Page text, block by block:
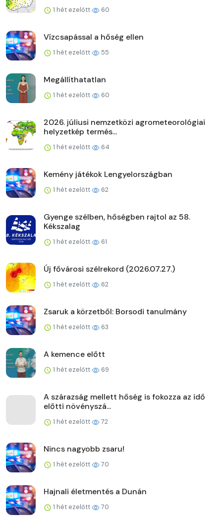
1 hét ezelőtt 60
Vízcsapással a hőség ellen
1 hét ezelőtt 55
Megállíthatatlan
1 hét ezelőtt 60
2026. júliusi nemzetközi agrometeorológiai
helyzetkép termés...
1 hét ezelőtt 64
Kemény játékok Lengyelországban
1 hét ezelőtt 62
Gyenge szélben, hőségben rajtol az 58.
Kékszalag
1 hét ezelőtt 61
Új fővárosi szélrekord (2026.07.27.)
1 hét ezelőtt 62
Zsaruk a körzetből: Borsodi tanulmány
1 hét ezelőtt 63
A kemence előtt
1 hét ezelőtt 69
A szárazság mellett hőség is fokozza az idő
előtti növényszá...
1 hét ezelőtt 72
Nincs nagyobb zsaru!
1 hét ezelőtt 70
Hajnali életmentés a Dunán
1 hét ezelőtt 70